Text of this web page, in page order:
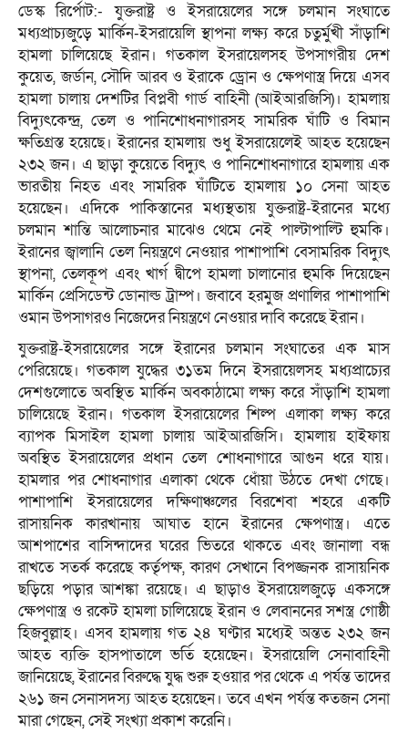
ডেস্ক রির্পোট:- যুক্তরাষ্ট্র ও ইসরায়েলের সঙ্গে চলমান সংঘাতে
মধ্যপ্রাচ্যজুড়ে মার্কিন-ইসরায়েলি স্থাপনা লক্ষ্য করে চতুর্মুখী সাঁড়াশি
হামলা চালিয়েছে ইরান। গতকাল ইসরায়েলসহ উপসাগরীয় দেশ
কুয়েত, জর্ডান, সৌদি আরব ও ইরাকে ড্রোন ও ক্ষেপণাস্ত্র দিয়ে এসব
হামলা চালায় দেশটির বিপ্লবী গার্ড বাহিনী (আইআরজিসি)। হামলায়
বিদ্যুৎকেন্দ্র, তেল ও পানিশোধনাগারসহ সামরিক ঘাঁটি ও বিমান
ক্ষতিগ্রস্ত হয়েছে। ইরানের হামলায় শুধু ইসরায়েলেই আহত হয়েছেন
২৩২ জন। এ ছাড়া কুয়েতে বিদ্যুৎ ও পানিশোধনাগারে হামলায় এক
ভারতীয় নিহত এবং সামরিক ঘাঁটিতে হামলায় ১০ সেনা আহত
হয়েছেন। এদিকে পাকিস্তানের মধ্যস্থতায় যুক্তরাষ্ট্র-ইরানের মধ্যে
চলমান শান্তি আলোচনার মাঝেও থেমে নেই পাল্টাপাল্টি হুমকি।
ইরানের জ্বালানি তেল নিয়ন্ত্রণে নেওয়ার পাশাপাশি বেসামরিক বিদ্যুৎ
স্থাপনা, তেলকূপ এবং খার্গ দ্বীপে হামলা চালানোর হুমকি দিয়েছেন
মার্কিন প্রেসিডেন্ট ডোনাল্ড ট্রাম্প। জবাবে হরমুজ প্রণালির পাশাপাশি
ওমান উপসাগরও নিজেদের নিয়ন্ত্রণে নেওয়ার দাবি করেছে ইরান।
যুক্তরাষ্ট্র-ইসরায়েলের সঙ্গে ইরানের চলমান সংঘাতের এক মাস
পেরিয়েছে। গতকাল যুদ্ধের ৩১তম দিনে ইসরায়েলসহ মধ্যপ্রাচ্যের
দেশগুলোতে অবস্থিত মার্কিন অবকাঠামো লক্ষ্য করে সাঁড়াশি হামলা
চালিয়েছে ইরান। গতকাল ইসরায়েলের শিল্প এলাকা লক্ষ্য করে
ব্যাপক মিসাইল হামলা চালায় আইআরজিসি। হামলায় হাইফায়
অবস্থিত ইসরায়েলের প্রধান তেল শোধনাগারে আগুন ধরে যায়।
হামলার পর শোধনাগার এলাকা থেকে ধোঁয়া উঠতে দেখা গেছে।
পাশাপাশি ইসরায়েলের দক্ষিণাঞ্চলের বিরশেবা শহরে একটি
রাসায়নিক কারখানায় আঘাত হানে ইরানের ক্ষেপণাস্ত্র। এতে
আশপাশের বাসিন্দাদের ঘরের ভিতরে থাকতে এবং জানালা বন্ধ
রাখতে সতর্ক করেছে কর্তৃপক্ষ, কারণ সেখানে বিপজ্জনক রাসায়নিক
ছড়িয়ে পড়ার আশঙ্কা রয়েছে। এ ছাড়াও ইসরায়েলজুড়ে একসঙ্গে
ক্ষেপণাস্ত্র ও রকেট হামলা চালিয়েছে ইরান ও লেবাননের সশস্ত্র গোষ্ঠী
হিজবুল্লাহ। এসব হামলায় গত ২৪ ঘণ্টার মধ্যেই অন্তত ২৩২ জন
আহত ব্যক্তি হাসপাতালে ভর্তি হয়েছেন। ইসরায়েলি সেনাবাহিনী
জানিয়েছে, ইরানের বিরুদ্ধে যুদ্ধ শুরু হওয়ার পর থেকে এ পর্যন্ত তাদের
২৬১ জন সেনাসদস্য আহত হয়েছেন। তবে এখন পর্যন্ত কতজন সেনা
মারা গেছেন, সেই সংখ্যা প্রকাশ করেনি।